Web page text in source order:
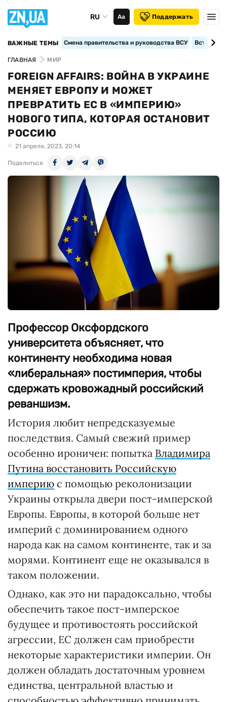
RU Аа Поддержать
ВАЖНЫЕ ТЕМЫ Смена правительства и руководства ВСУ
ГЛАВНАЯ МИР
FOREIGN AFFAIRS: ВОЙНА В УКРАИНЕ
МЕНЯЕТ ЕВРОПУ И МОЖЕТ
ПРЕВРАТИТЬ ЕС В «ИМПЕРИЮ»
НОВОГО ТИПА, КОТОРАЯ ОСТАНОВИТ
РОССИЮ
21 апреля, 2023, 20:14
Поделиться
Профессор Оксфордского
университета объясняет, что
континенту необходима новая
«либеральная» постимперия, чтобы
сдержать кровожадный российский
реваншизм.
История любит непредсказуемые
последствия. Самый свежий пример
особенно ироничен: попытка Владимира
Путина восстановить Российскую
империю с помощью реколонизации
Украины открыла двери пост-имперской
Европы. Европы, в которой больше нет
империй с доминированием одного
народа как на самом континенте, так и за
морями. Континент еще не оказывался в
таком положении.
Однако, как это ни парадоксально, чтобы
обеспечить такое пост-имперское
будущее и противостоять российской
агрессии, ЕС должен сам приобрести
некоторые характеристики империи. Он
должен обладать достаточным уровнем
единства, центральной властью и